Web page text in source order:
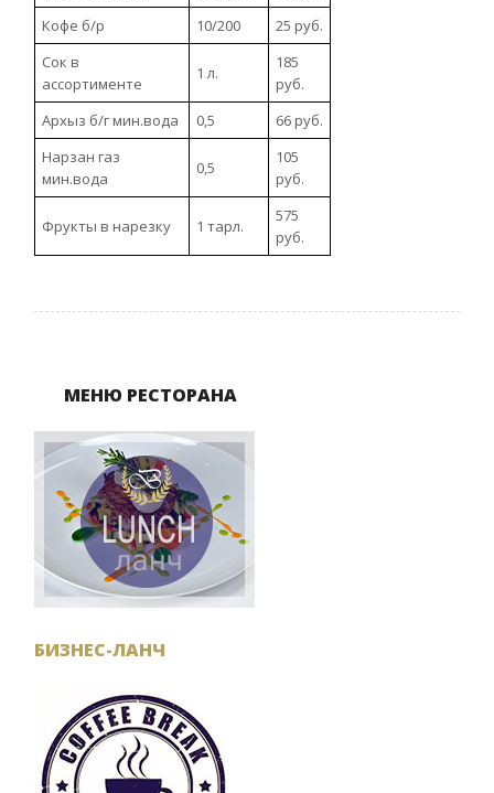
Кофе б/р
10/200
25 руб.
Сок в
ассортименте
1 л.
185
руб.
Архыз б/г мин.вода
0,5
66 руб.
Нарзан газ
мин.вода
0,5
105
руб.
Фрукты в нарезку 1 тарл.
575
руб.
МЕНЮ РЕСТОРАНА
БИЗНЕС-ЛАНЧ